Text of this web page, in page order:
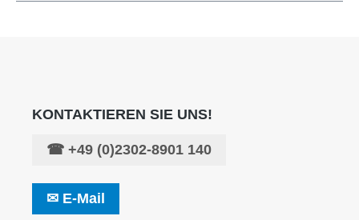
KONTAKTIEREN SIE UNS!
☎ +49 (0)2302-8901 140
✉ E-Mail